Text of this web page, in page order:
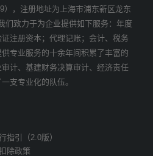
），注册地址为上海市浦东新区龙东
们致力于为企业提供如下服务：年度
注册资本；代理记账；会计、税务
专业服务的十余年间积累了丰富的
计、基建财务决算审计、经济责任
支专业化的队伍。
指引（2.0版）
除政策